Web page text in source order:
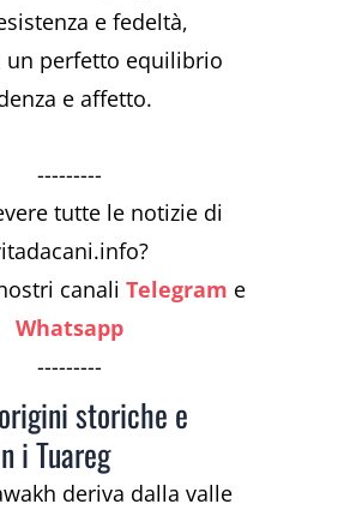
e fedeltà,
un perfetto equilibrio
e affetto.
---------
tutte le notizie di
canaliTelegram e
Whatsapp
---------
storiche e
i Tuareg
deriva dalla valle